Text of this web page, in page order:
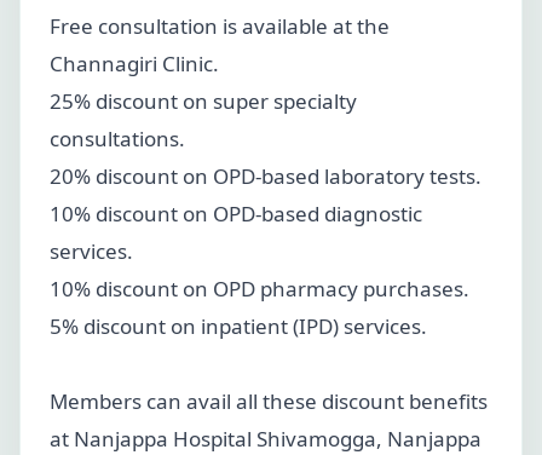
Free consultation is available at the
Channagiri Clinic.
25% discount on super specialty
consultations.
20% discount on OPD-based laboratory tests.
10% discount on OPD-based diagnostic
services.
10% discount on OPD pharmacy purchases.
5% discount on inpatient (IPD) services.
Members can avail all these discount benefits
at Nanjappa Hospital Shivamogga, Nanjappa